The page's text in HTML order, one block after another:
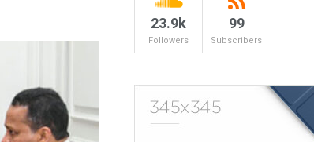
23.9k
Followers
99
Subscribers